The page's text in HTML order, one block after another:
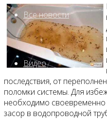
Все новости
Видео
последствия, от
поломки системы. Для
необходимо
засор в водопроводной